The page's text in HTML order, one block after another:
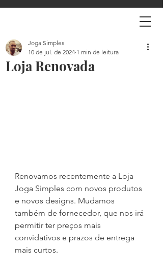
Loja Renovada
Joga Simples
10 de jul. de 2024 1 min de leitura
Renovamos recentemente a Loja
Joga Simples com novos produtos
e novos designs. Mudamos
também de fornecedor, que nos irá
permitir ter preços mais
convidativos e prazos de entrega
mais curtos.